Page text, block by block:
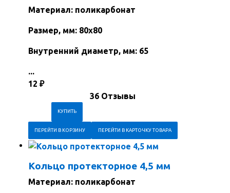
Материал: поликарбонат
Размер, мм: 80х80
Внутренний диаметр, мм: 65
...
12 ₽
36 Отзывы
ПЕРЕЙТИ В КОРЗИНУ ПЕРЕЙТИ В КАРТОЧКУ ТОВАРА
Кольцо протекторное 4,5 мм
Материал: поликарбонат